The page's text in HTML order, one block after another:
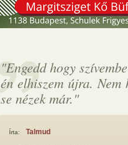
"Engedd hogy
én elhiszem újra. Nem
se nézek már."
Írta: Talmud